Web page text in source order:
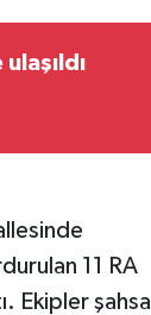
11 RA
Ekipler şahsa